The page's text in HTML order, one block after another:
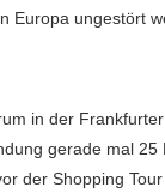
Europa ungestört
in der
gerade mal 25
der Shopping